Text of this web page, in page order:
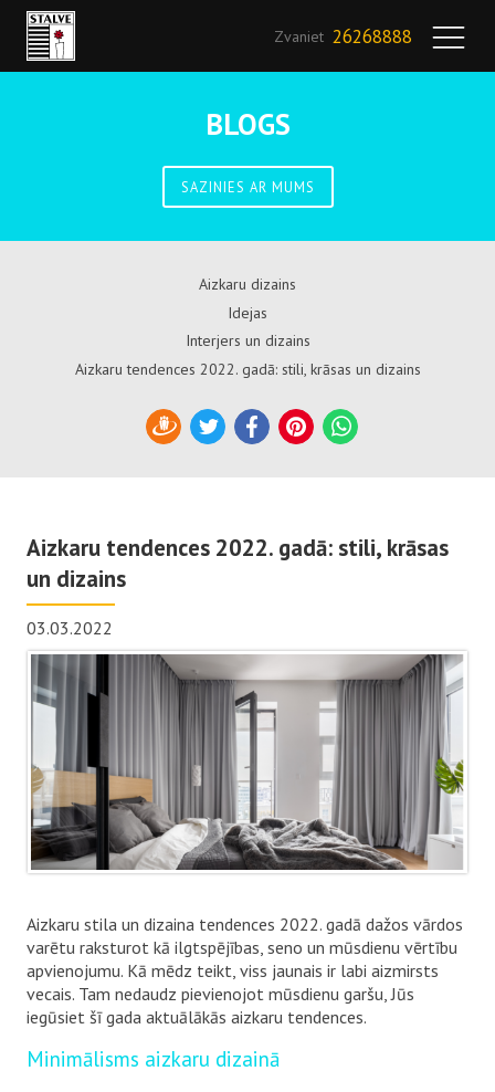
Zvaniet 26268888
BLOGS
SAZINIES AR MUMS
Aizkaru dizains
Idejas
Interjers un dizains
Aizkaru tendences 2022. gadā: stili, krāsas un dizains
DraugiemTwitterFacebookPinterestWhatsApp
Aizkaru tendences 2022. gadā: stili, krāsas
un dizains
03.03.2022
Aizkaru stila un dizaina tendences 2022. gadā dažos vārdos
varētu raksturot kā ilgtspējības, seno un mūsdienu vērtību
apvienojumu. Kā mēdz teikt, viss jaunais ir labi aizmirsts
vecais. Tam nedaudz pievienojot mūsdienu garšu, Jūs
iegūsiet šī gada aktuālākās aizkaru tendences.
Minimālisms aizkaru dizainā